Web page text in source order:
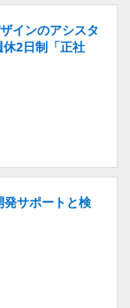
インのアシスタ
2日制「正社
サポートと検